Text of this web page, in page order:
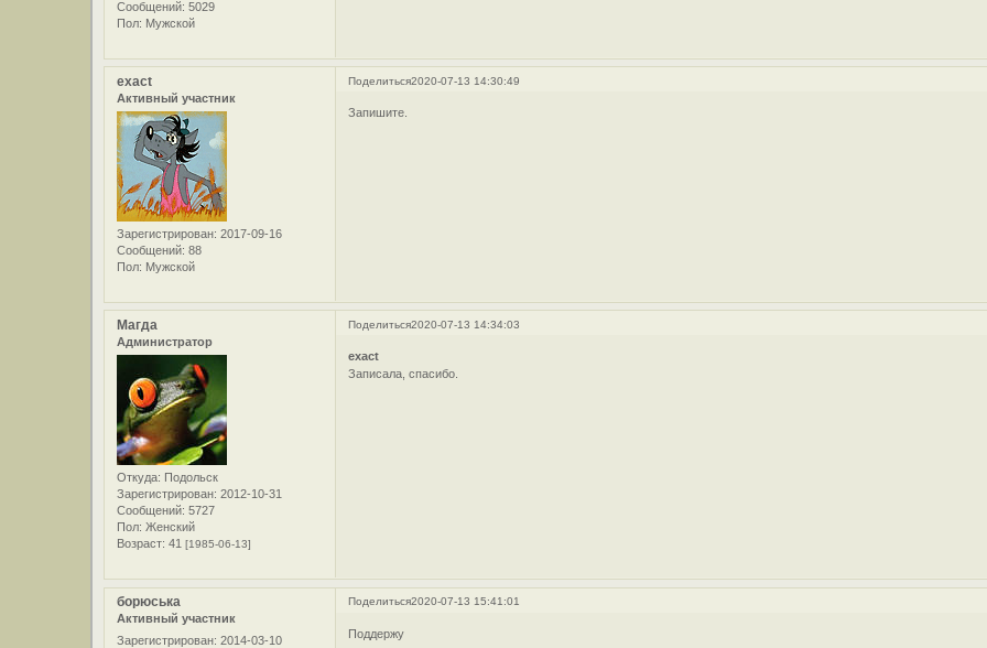
Сообщений: 5029
Пол: Мужской
Поделиться2020-07-13 14:30:49
exact
Активный участник
Зарегистрирован: 2017-09-16
Сообщений: 88
Пол: Мужской
Запишите.
Поделиться2020-07-13 14:34:03
Магда
Администратор
Откуда: Подольск
Зарегистрирован: 2012-10-31
Сообщений: 5727
Пол: Женский
Возраст: 41[1985-06-13]
exact
Записала, спасибо.
Поделиться2020-07-13 15:41:01
борюська
Активный участник
Зарегистрирован: 2014-03-10
Поддержу